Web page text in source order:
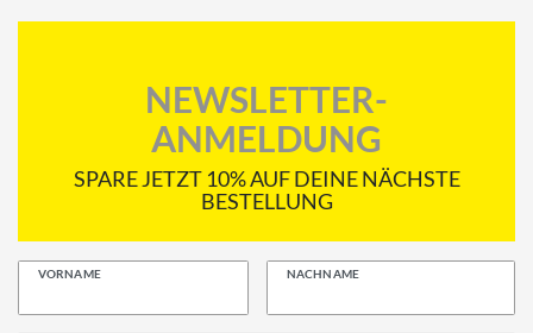
NEWSLETTER-
ANMELDUNG
SPARE JETZT 10% AUF DEINE NÄCHSTE
BESTELLUNG
VORNAME NACHNAME